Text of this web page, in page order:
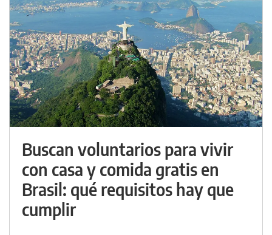
Buscan voluntarios para vivir
con casa y comida gratis en
Brasil: qué requisitos hay que
cumplir